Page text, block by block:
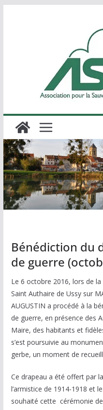
Bénédiction du
de guerre
Le 6 octobre 2016, lors de la
Saint Authaire de Ussy sur
AUGUSTIN a procédé à la
de guerre, en présence des
Maire, des habitants et
s’est poursuivie au
gerbe, un moment de
Ce drapeau a été offert par
l’armistice de 1914-1918 et
souhaité cette cérémonie